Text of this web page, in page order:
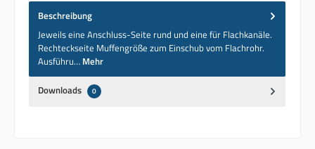
Beschreibung
Jeweils eine Anschluss-Seite rund und eine für Flachkanäle.
Rechteckseite Muffengröße zum Einschub vom Flachrohr.
Ausführu… Mehr
Downloads 0